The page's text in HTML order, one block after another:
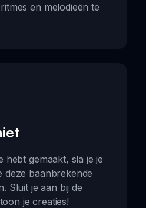
en melodieën te
hebt gemaakt, sla je je
deze baanbrekende
Sluit je aan bij de
je creaties!